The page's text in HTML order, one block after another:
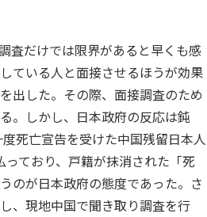
査だけでは限界があると早くも感
ている人と面接させるほうが効果
出した。その際、面接調査のため
。しかし、日本政府の反応は鈍
死亡宣告を受けた中国残留日本人
ており、戸籍が抹消された「死
のが日本政府の態度であった。さ
、現地中国で聞き取り調査を行